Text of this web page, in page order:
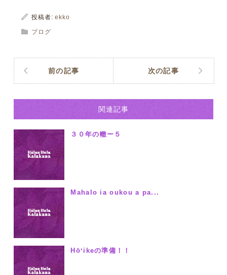
投稿者:ekko
ブログ
前の記事 次の記事
関連記事
３０年の轍ー５
Mahalo ia oukou a pa...
Hōʻikeの準備！！